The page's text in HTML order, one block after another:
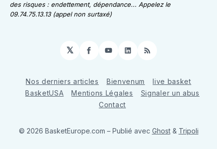
des risques : endettement, dépendance... Appelez le
09.74.75.13.13 (appel non surtaxé)
𝕏 Facebook
YouTube
LinkedIn
RSS
Nos derniers articles Bienvenum
live basket
BasketUSA
Mentions Légales
Signaler un abus
Contact
© 2026 BasketEurope.com – Publié avec Ghost& Tripoli